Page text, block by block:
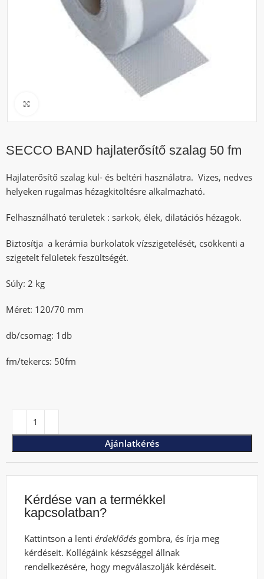
SECCO BAND hajlaterősítő szalag 50 fm
Hajlaterősítő szalag kül- és beltéri használatra. Vizes, nedves
helyeken rugalmas hézagkitöltésre alkalmazható.
Felhasználható területek : sarkok, élek, dilatációs hézagok.
Biztosítja a kerámia burkolatok vízszigetelését, csökkenti a
szigetelt felületek feszültségét.
Súly: 2 kg
Méret: 120/70 mm
db/csomag: 1db
fm/tekercs: 50fm
Ajánlatkérés
Kérdése van a termékkel
kapcsolatban?
Kattintson a lentiérdeklődés gombra, és írja meg
kérdéseit. Kollégáink készséggel állnak
rendelkezésére, hogy megválaszolják kérdéseit.